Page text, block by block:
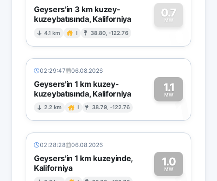
Geysers'in 3 km kuzey-
kuzeybatısında, Kaliforniya
4.1 km I 38.80, -122.76
0.7
MW
0
02:29:47 06.08.2026
Geysers'in 1 km kuzey-
kuzeybatısında, Kaliforniya
2.2 km I 38.79, -122.76
1.1
MW1
02:28:28 06.08.2026
Geysers'in 1 km kuzeyinde,
Kaliforniya
1.0
MW